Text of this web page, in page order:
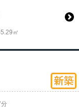
㎡
分